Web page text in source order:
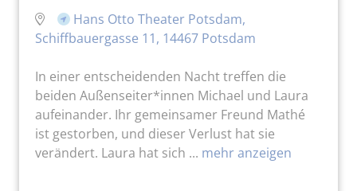
Hans Otto Theater Potsdam,
Schiffbauergasse 11, 14467 Potsdam
In einer entscheidenden Nacht treffen die
beiden Außenseiter*innen Michael und Laura
aufeinander. Ihr gemeinsamer Freund Mathé
ist gestorben, und dieser Verlust hat sie
verändert. Laura hat sich ... mehr anzeigen